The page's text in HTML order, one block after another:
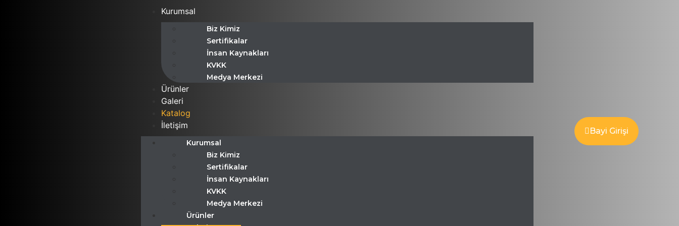
Kurumsal
Biz Kimiz
Sertifikalar
İnsan Kaynakları
KVKK
Medya Merkezi
Ürünler
Galeri
Katalog
İletişim
Kurumsal
Biz Kimiz
Sertifikalar
İnsan Kaynakları
KVKK
Medya Merkezi
Ürünler
Bayi Girişi